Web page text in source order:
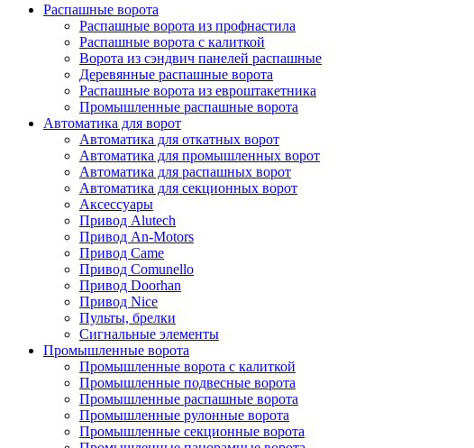
Распашные ворота
Распашные ворота из профнастила
Распашные ворота с калиткой
Ворота из сэндвич панелей распашные
Деревянные распашные ворота
Распашные ворота из евроштакетника
Промышленные распашные ворота
Автоматика для ворот
Автоматика для откатных ворот
Автоматика для промышленных ворот
Автоматика для распашных ворот
Автоматика для секционных ворот
Аксессуары
Привод Alutech
Привод An-Motors
Привод Came
Привод Comunello
Привод Doorhan
Привод Nice
Пульты, брелки
Сигнальные элементы
Промышленные ворота
Промышленные ворота с калиткой
Промышленные подвесные ворота
Промышленные распашные ворота
Промышленные рулонные ворота
Промышленные секционные ворота